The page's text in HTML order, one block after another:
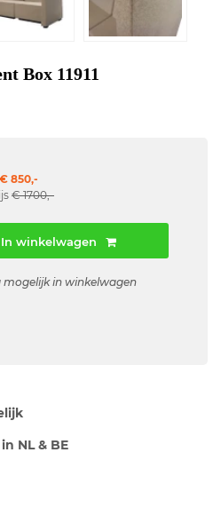
Box 11911
850,-
€ 1700,-
In winkelwagen
in winkelwagen
in NL & BE